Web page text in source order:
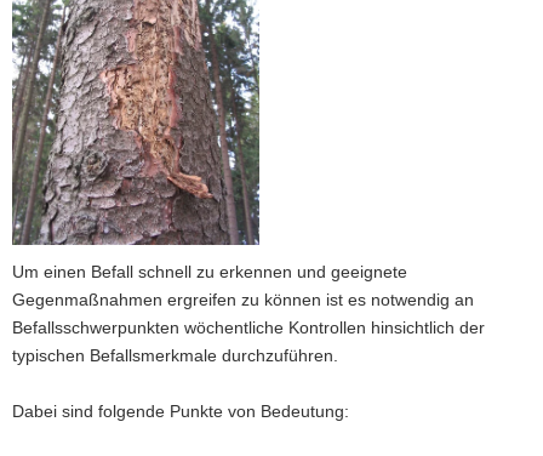
Um einen Befall schnell zu erkennen und geeignete
Gegenmaßnahmen ergreifen zu können ist es notwendig an
Befallsschwerpunkten wöchentliche Kontrollen hinsichtlich der
typischen Befallsmerkmale durchzuführen.
Dabei sind folgende Punkte von Bedeutung: